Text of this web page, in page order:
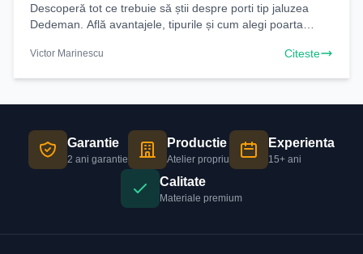
Descoperă tot ce trebuie să știi despre porti tip jaluzea
Dedeman. Află avantajele, tipurile și cum alegi poarta
Victor Marinescu Citeste
Garantie
2 ani garantie
Productie
Atelier propriu
Experienta
15+ ani
Calitate
Materiale premium